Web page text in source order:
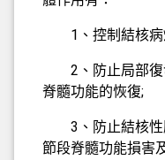
1、控制結核病
2、防止局部復
脊髓功能的恢復;
3、防止結核性
節段脊髓功能損害